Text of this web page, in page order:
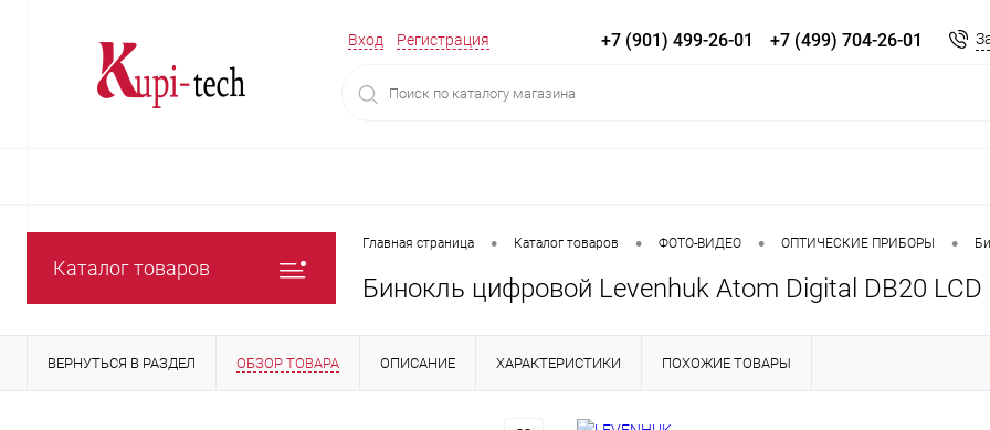
Вход Регистрация +7 (901) 499-26-01 +7 (499) 704-26-01
Каталог товаров
Главная страница • Каталог товаров • ФОТО-ВИДЕО • ОПТИЧЕСКИЕ ПРИБОРЫ •
Бинокль цифровой Levenhuk Atom Digital DB20 LCD
ВЕРНУТЬСЯ В РАЗДЕЛ ОБЗОР ТОВАРА ОПИСАНИЕ ХАРАКТЕРИСТИКИ ПОХОЖИЕ ТОВАРЫ